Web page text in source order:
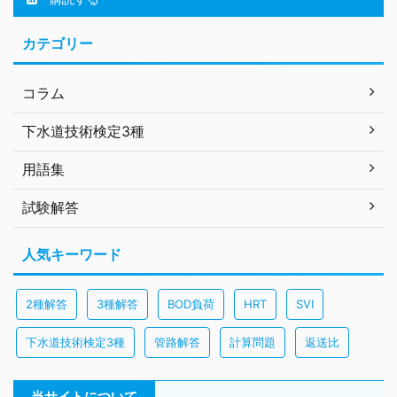
カテゴリー
コラム
下水道技術検定3種
用語集
試験解答
人気キーワード
2種解答 3種解答 BOD負荷 HRT SVI
下水道技術検定3種 管路解答 計算問題 返送比